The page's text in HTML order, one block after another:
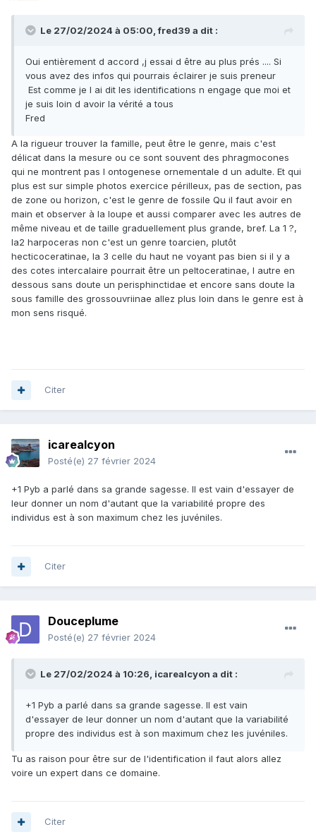
Le 27/02/2024 à 05:00,fred39 a dit :
Oui entièrement d accord ,j essai d être au plus prés .... Si
vous avez des infos qui pourrais éclairer je suis preneur
Est comme je l ai dit les identifications n engage que moi et
je suis loin d avoir la vérité a tous
Fred
A la rigueur trouver la famille, peut être le genre, mais c'est
délicat dans la mesure ou ce sont souvent des phragmocones
qui ne montrent pas l ontogenese ornementale d un adulte. Et qui
plus est sur simple photos exercice périlleux, pas de section, pas
de zone ou horizon, c'est le genre de fossile Qu il faut avoir en
main et observer à la loupe et aussi comparer avec les autres de
même niveau et de taille graduellement plus grande, bref. La 1 ?,
la2 harpoceras non c'est un genre toarcien, plutôt
hecticoceratinae, la 3 celle du haut ne voyant pas bien si il y a
des cotes intercalaire pourrait être un peltoceratinae, l autre en
dessous sans doute un perisphinctidae et encore sans doute la
sous famille des grossouvriinae allez plus loin dans le genre est à
mon sens risqué.
Citer
icarealcyon
Posté(e) 27 février 2024
+1 Pyb a parlé dans sa grande sagesse. Il est vain d'essayer de
leur donner un nom d'autant que la variabilité propre des
individus est à son maximum chez les juvéniles.
Citer
Douceplume
Posté(e) 27 février 2024
Le 27/02/2024 à 10:26, icarealcyon a dit :
+1 Pyb a parlé dans sa grande sagesse. Il est vain
d'essayer de leur donner un nom d'autant que la variabilité
propre des individus est à son maximum chez les juvéniles.
Tu as raison pour être sur de l'identification il faut alors allez
voire un expert dans ce domaine.
Citer